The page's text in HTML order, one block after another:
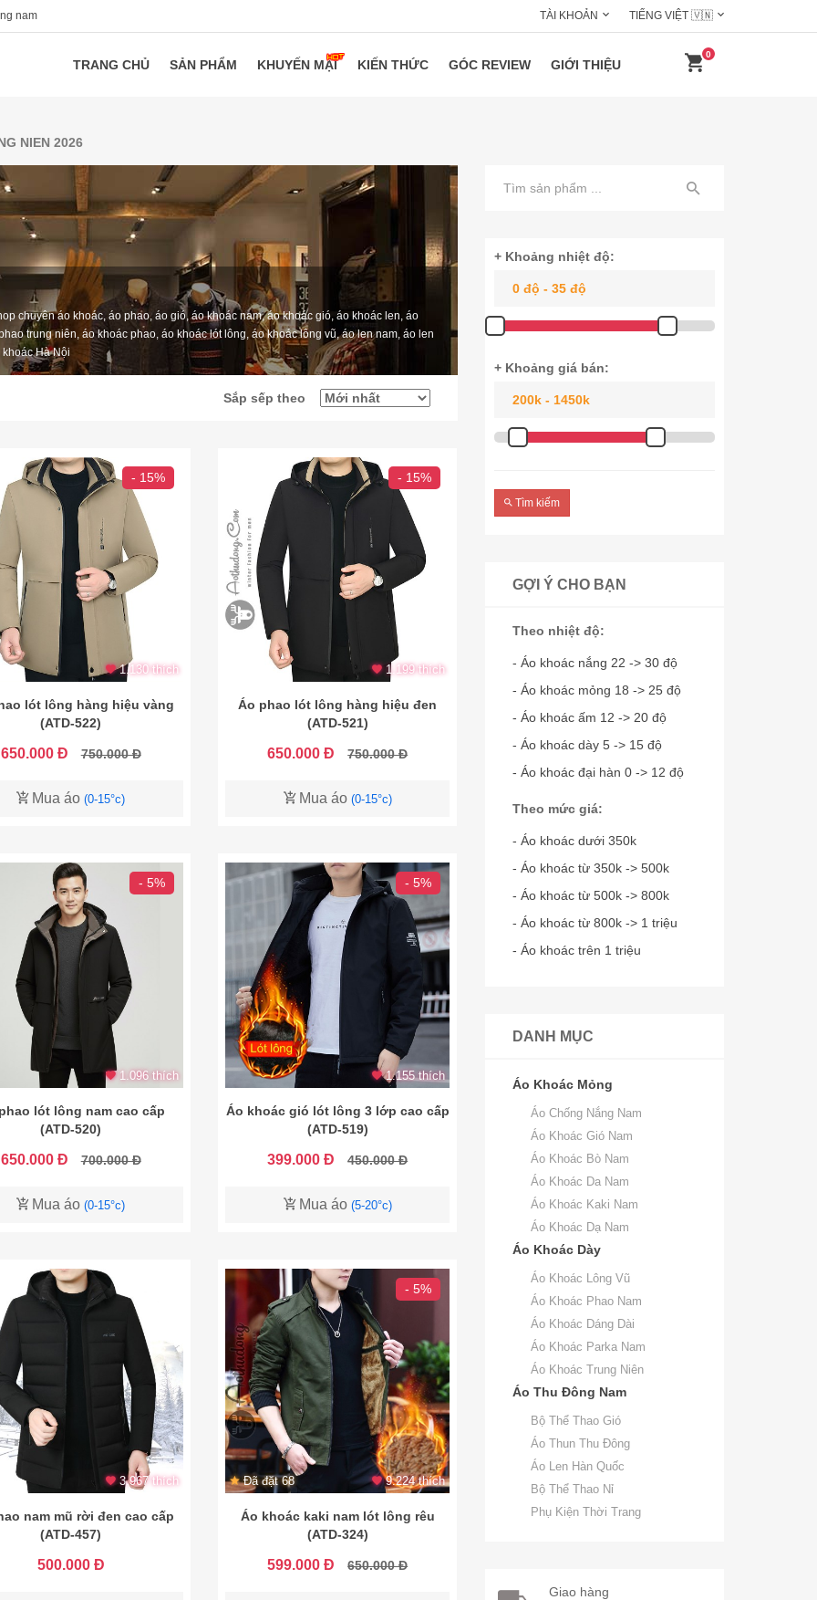
nam TÀI KHOẢN TIẾNG VIỆT 🇻🇳
TRANG CHỦ SẢN PHẨM KHUYẾN MẠI KIẾN THỨC GÓC REVIEW GIỚI THIỆU
0
NIEN 2026
chuyên áo khoác, áo phao, áo gió, áo khoác nam, áo khoác gió, áo khoác len, áo
trung niên, áo khoác phao, áo khoác lót lông, áo khoác lông vũ, áo len nam, áo len
Hà Nội
Sắp sếp theo
- 15%
1.130 thích
lót lông hàng hiệu vàng
(ATD-522)
650.000 Đ 750.000 Đ
Mua áo(0-15°c)
- 15%
1.199 thích
Áo phao lót lông hàng hiệu đen
(ATD-521)
650.000 Đ 750.000 Đ
Mua áo (0-15°c)
- 5%
1.096 thích
lót lông nam cao cấp
(ATD-520)
650.000 Đ 700.000 Đ
Mua áo(0-15°c)
- 5%
1.155 thích
Áo khoác gió lót lông 3 lớp cao cấp
(ATD-519)
399.000 Đ 450.000 Đ
Mua áo (5-20°c)
3.967 thích
nam mũ rời đen cao cấp
(ATD-457)
500.000 Đ
- 5%
Đã đặt 68 9.224 thích
Áo khoác kaki nam lót lông rêu
(ATD-324)
599.000 Đ 650.000 Đ
+ Khoảng nhiệt độ:
+ Khoảng giá bán:
Tìm kiếm
GỢI Ý CHO BẠN
Theo nhiệt độ:
- Áo khoác nắng 22 -> 30 độ
- Áo khoác mỏng 18 -> 25 độ
- Áo khoác ấm 12 -> 20 độ
- Áo khoác dày 5 -> 15 độ
- Áo khoác đại hàn 0 -> 12 độ
Theo mức giá:
- Áo khoác dưới 350k
- Áo khoác từ 350k -> 500k
- Áo khoác từ 500k -> 800k
- Áo khoác từ 800k -> 1 triệu
- Áo khoác trên 1 triệu
DANH MỤC
Áo Khoác Mỏng
Áo Chống Nắng Nam
Áo Khoác Gió Nam
Áo Khoác Bò Nam
Áo Khoác Da Nam
Áo Khoác Kaki Nam
Áo Khoác Dạ Nam
Áo Khoác Dày
Áo Khoác Lông Vũ
Áo Khoác Phao Nam
Áo Khoác Dáng Dài
Áo Khoác Parka Nam
Áo Khoác Trung Niên
Áo Thu Đông Nam
Bộ Thể Thao Gió
Áo Thun Thu Đông
Áo Len Hàn Quốc
Bộ Thể Thao Nỉ
Phụ Kiện Thời Trang
Giao hàng